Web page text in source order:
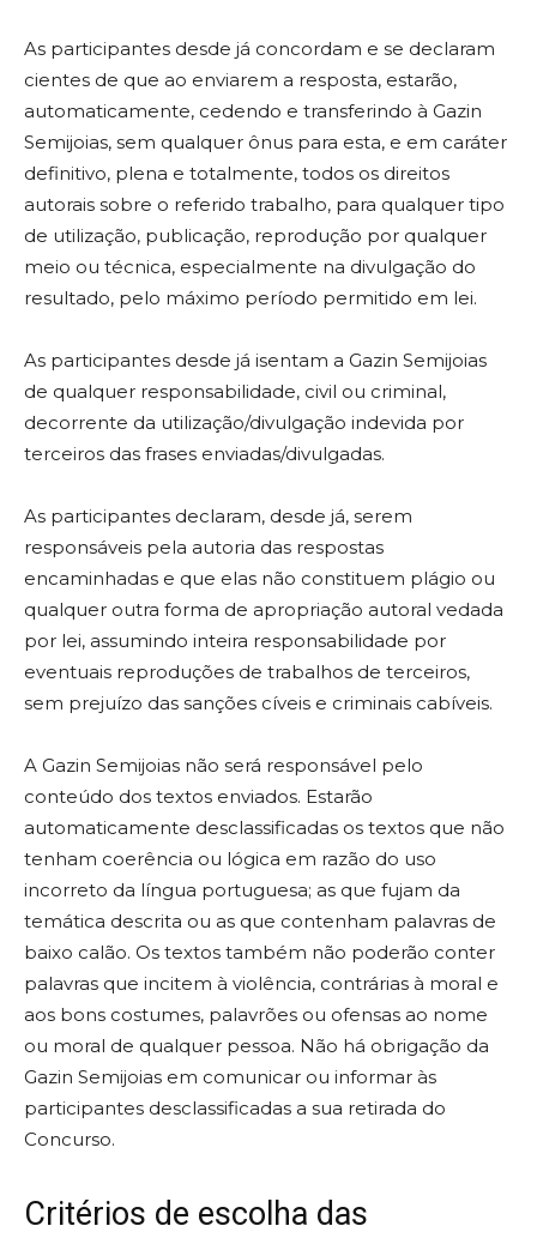
As participantes desde já concordam e se declaram
cientes de que ao enviarem a resposta, estarão,
automaticamente, cedendo e transferindo à Gazin
Semijoias, sem qualquer ônus para esta, e em caráter
definitivo, plena e totalmente, todos os direitos
autorais sobre o referido trabalho, para qualquer tipo
de utilização, publicação, reprodução por qualquer
meio ou técnica, especialmente na divulgação do
resultado, pelo máximo período permitido em lei.
As participantes desde já isentam a Gazin Semijoias
de qualquer responsabilidade, civil ou criminal,
decorrente da utilização/divulgação indevida por
terceiros das frases enviadas/divulgadas.
As participantes declaram, desde já, serem
responsáveis pela autoria das respostas
encaminhadas e que elas não constituem plágio ou
qualquer outra forma de apropriação autoral vedada
por lei, assumindo inteira responsabilidade por
eventuais reproduções de trabalhos de terceiros,
sem prejuízo das sanções cíveis e criminais cabíveis.
A Gazin Semijoias não será responsável pelo
conteúdo dos textos enviados. Estarão
automaticamente desclassificadas os textos que não
tenham coerência ou lógica em razão do uso
incorreto da língua portuguesa; as que fujam da
temática descrita ou as que contenham palavras de
baixo calão. Os textos também não poderão conter
palavras que incitem à violência, contrárias à moral e
aos bons costumes, palavrões ou ofensas ao nome
ou moral de qualquer pessoa. Não há obrigação da
Gazin Semijoias em comunicar ou informar às
participantes desclassificadas a sua retirada do
Concurso.
Critérios de escolha das